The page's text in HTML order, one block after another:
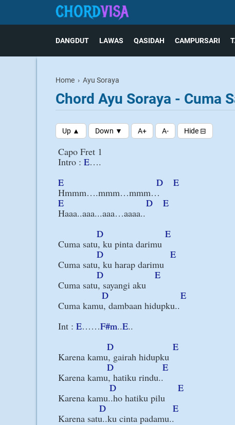
DANGDUT LAWAS QASIDAH CAMPURSARI
Home › Ayu Soraya
Chord Ayu Soraya - Cuma
Capo Fret 1
Intro : E….
E
D
E
E
D
E
Haaa..aaa...aaa…aaaa..
D
E
Cuma satu, ku pinta darimu
D
E
Cuma satu, ku harap darimu
D
E
Cuma satu, sayangi aku
D
E
Cuma kamu, dambaan hidupku..
Int : E……F#m..E..
D
E
Karena kamu, gairah hidupku
D
E
Karena kamu, hatiku rindu..
D
E
Karena kamu..ho hatiku pilu
D
E
Karena satu..ku cinta padamu..